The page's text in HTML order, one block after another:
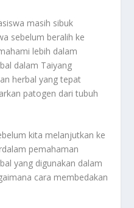
masih sibuk
sebelum beralih ke
lebih dalam
dalam Taiyang
herbal yang tepat
patogen dari tubuh
kita melanjutkan ke
pemahaman
yang digunakan dalam
cara membedakan